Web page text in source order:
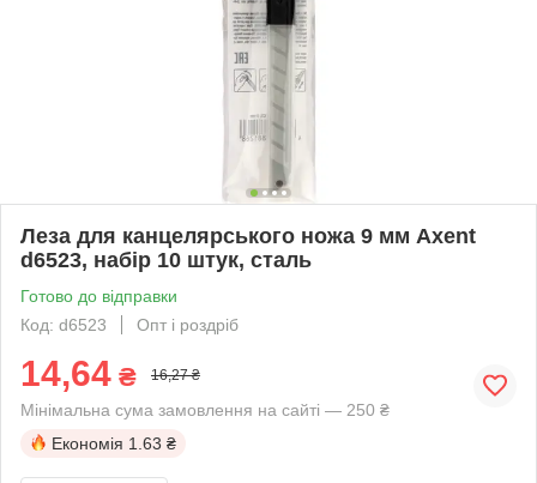
Леза для канцелярського ножа 9 мм Axent
d6523, набір 10 штук, сталь
Готово до відправки
Код: d6523
Опт і роздріб
14,64 ₴ 16,27 ₴
Мінімальна сума замовлення на сайті — 250 ₴
Економія 1.63 ₴